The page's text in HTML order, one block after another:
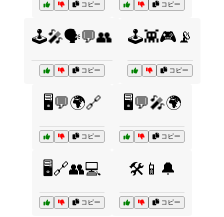
コピー コピー
🕹️🎤🗣️💬👥
コピー
🕹️👾🎮📡
コピー
🖥️💬🌍🔗
コピー
🖥️💬🎤🌍
コピー
🖥️🔗👥💻
コピー
🛠️📱🔔
コピー